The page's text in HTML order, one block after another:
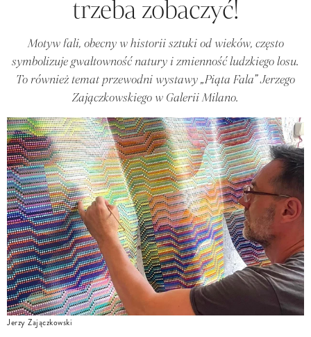
trzeba zobaczyć!
Motyw fali, obecny w historii sztuki od wieków, często
symbolizuje gwałtowność natury i zmienność ludzkiego losu.
To również temat przewodni wystawy „Piąta Fala” Jerzego
Zajączkowskiego w Galerii Milano.
Jerzy Zajączkowski